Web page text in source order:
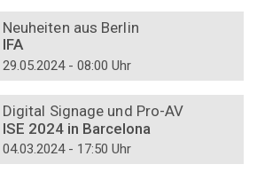
Neuheiten aus Berlin
IFA
29.05.2024 - 08:00 Uhr
Digital Signage und Pro-AV
ISE 2024 in Barcelona
04.03.2024 - 17:50 Uhr